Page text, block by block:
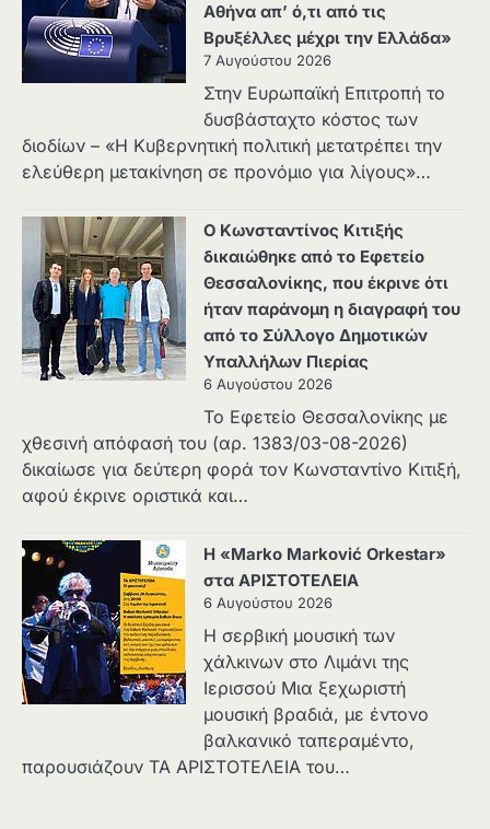
Αθήνα απ’ ό,τι από τις
Βρυξέλλες μέχρι την Ελλάδα»
7 Αυγούστου 2026
Στην Ευρωπαϊκή Επιτροπή το
δυσβάσταχτο κόστος των
διοδίων – «Η Κυβερνητική πολιτική μετατρέπει την
ελεύθερη μετακίνηση σε προνόμιο για λίγους»…
Ο Κωνσταντίνος Κιτιξής
δικαιώθηκε από το Εφετείο
Θεσσαλονίκης, που έκρινε ότι
ήταν παράνομη η διαγραφή του
από το Σύλλογο Δημοτικών
Υπαλλήλων Πιερίας
6 Αυγούστου 2026
Το Εφετείο Θεσσαλονίκης με
χθεσινή απόφασή του (αρ. 1383/03-08-2026)
δικαίωσε για δεύτερη φορά τον Κωνσταντίνο Κιτιξή,
αφού έκρινε οριστικά και…
Η «Marko Marković Orkestar»
στα ΑΡΙΣΤΟΤΕΛΕΙΑ
6 Αυγούστου 2026
Η σερβική μουσική των
χάλκινων στο Λιμάνι της
Ιερισσού Μια ξεχωριστή
μουσική βραδιά, με έντονο
βαλκανικό ταπεραμέντο,
παρουσιάζουν ΤΑ ΑΡΙΣΤΟΤΕΛΕΙΑ του…